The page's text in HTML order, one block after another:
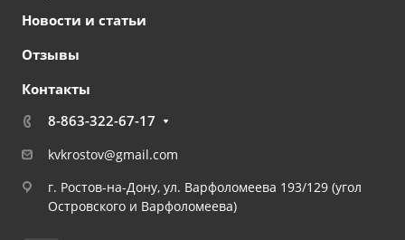
Новости и статьи
Отзывы
Контакты
8-863-322-67-17
kvkrostov@gmail.com
г. Ростов-на-Дону, ул. Варфоломеева 193/129 (угол
Островского и Варфоломеева)